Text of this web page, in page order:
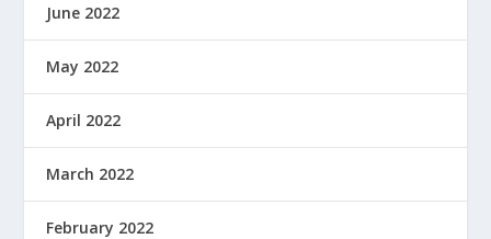
June 2022
May 2022
April 2022
March 2022
February 2022